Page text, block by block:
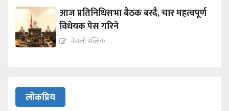
आज प्रतिनिधिसभा बैठक बस्दै, चार महत्वपूर्ण
विधेयक पेस गरिने
नेपाली पब्लिक
लोकप्रिय